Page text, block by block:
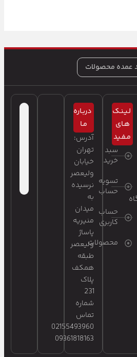
عمده محصولات
لـیـنـک
هـای
مـفـید
سبد
خرید
تسویه
حساب
حساب
کاربری
محصولات
دربـاره
مـا
آدرس:
تهران
خیابان
ولیعصر
نرسیده
به
میدان
منیریه
پاساژ
ولیعصر
طبقه
همکف
پلاک
231
شماره
تماس
02155493960
09361818163